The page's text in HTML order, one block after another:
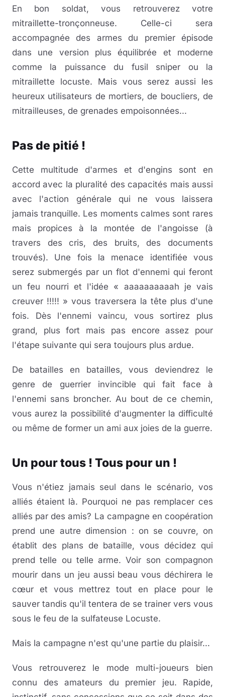
En bon soldat, vous retrouverez votre
mitraillette-tronçonneuse. Celle-ci sera
accompagnée des armes du premier épisode
dans une version plus équilibrée et moderne
comme la puissance du fusil sniper ou la
mitraillette locuste. Mais vous serez aussi les
heureux utilisateurs de mortiers, de boucliers, de
mitrailleuses, de grenades empoisonnées...
Pas de pitié !
Cette multitude d'armes et d'engins sont en
accord avec la pluralité des capacités mais aussi
avec l'action générale qui ne vous laissera
jamais tranquille. Les moments calmes sont rares
mais propices à la montée de l'angoisse (à
travers des cris, des bruits, des documents
trouvés). Une fois la menace identifiée vous
serez submergés par un flot d'ennemi qui feront
un feu nourri et l'idée « aaaaaaaaaah je vais
creuver !!!!! » vous traversera la tête plus d'une
fois. Dès l'ennemi vaincu, vous sortirez plus
grand, plus fort mais pas encore assez pour
l'étape suivante qui sera toujours plus ardue.
De batailles en batailles, vous deviendrez le
genre de guerrier invincible qui fait face à
l'ennemi sans broncher. Au bout de ce chemin,
vous aurez la possibilité d'augmenter la difficulté
ou même de former un ami aux joies de la guerre.
Un pour tous ! Tous pour un !
Vous n'étiez jamais seul dans le scénario, vos
alliés étaient là. Pourquoi ne pas remplacer ces
alliés par des amis? La campagne en coopération
prend une autre dimension : on se couvre, on
établit des plans de bataille, vous décidez qui
prend telle ou telle arme. Voir son compagnon
mourir dans un jeu aussi beau vous déchirera le
cœur et vous mettrez tout en place pour le
sauver tandis qu'il tentera de se trainer vers vous
sous le feu de la sulfateuse Locuste.
Mais la campagne n'est qu'une partie du plaisir...
Vous retrouverez le mode multi-joueurs bien
connu des amateurs du premier jeu. Rapide,